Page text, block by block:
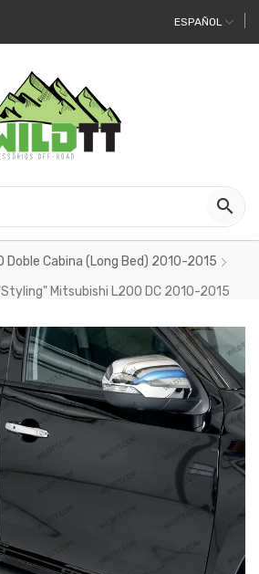
ESPAÑOL

Doble Cabina (Long Bed) 2010-2015
Mitsubishi L200 DC 2010-2015